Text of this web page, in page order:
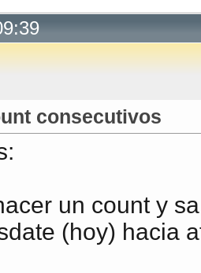
consecutivos
un count y
(hoy) hacia